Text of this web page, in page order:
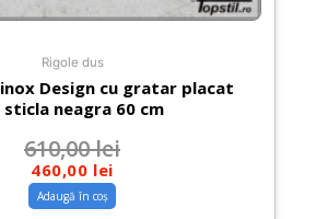
Rigole dus
Design cu gratar placat
sticla neagra 60 cm
610,00lei
460,00 lei
Adaugă în coș